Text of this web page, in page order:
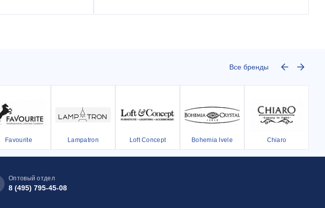
Все бренды
Favourite Lampatron Loft Concept Bohemia Ivele Chiaro
Оптовый отдел
8 (495) 795-45-08